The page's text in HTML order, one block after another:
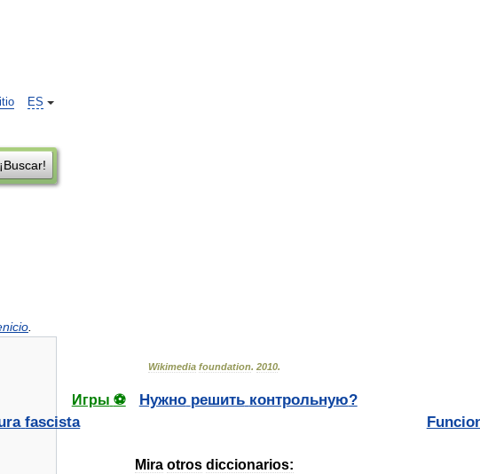
ES
¡Buscar!
Wikimedia foundation.2010.
Игры ⚽ Нужно решить контрольную?
fascista
Mira otros diccionarios: